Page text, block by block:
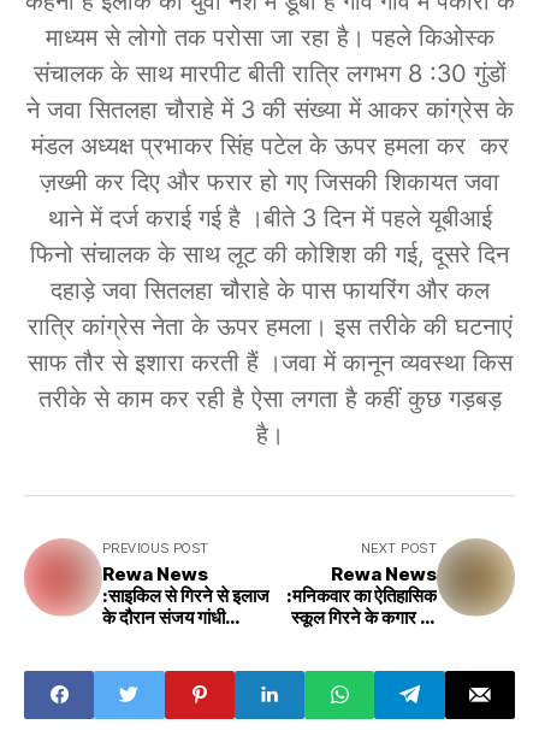
माध्यम से लोगो तक परोसा जा रहा है। पहले किओस्क
संचालक के साथ मारपीट बीती रात्रि लगभग 8 :30 गुंडों
ने जवा सितलहा चौराहे में 3 की संख्या में आकर कांग्रेस के
मंडल अध्यक्ष प्रभाकर सिंह पटेल के ऊपर हमला कर कर
ज़ख्मी कर दिए और फरार हो गए जिसकी शिकायत जवा
थाने में दर्ज कराई गई है ।बीते 3 दिन में पहले यूबीआई
फिनो संचालक के साथ लूट की कोशिश की गई, दूसरे दिन
दहाड़े जवा सितलहा चौराहे के पास फायरिंग और कल
रात्रि कांग्रेस नेता के ऊपर हमला। इस तरीके की घटनाएं
साफ तौर से इशारा करती हैं ।जवा में कानून व्यवस्था किस
तरीके से काम कर रही है ऐसा लगता है कहीं कुछ गड़बड़
है।
PREVIOUS POST
Rewa News
:साइकिल से गिरने से इलाज
के दौरान संजय गांधी
NEXT POST
Rewa News
:मनिकवार का ऐतिहासिक
स्कूल गिरने के कगार पर